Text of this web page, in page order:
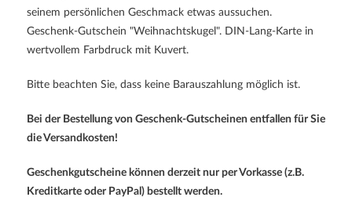
seinem persönlichen Geschmack etwas aussuchen.
Geschenk-Gutschein "Weihnachtskugel". DIN-Lang-Karte in
wertvollem Farbdruck mit Kuvert.
Bitte beachten Sie, dass keine Barauszahlung möglich ist.
Bei der Bestellung von Geschenk-Gutscheinen entfallen für Sie
die Versandkosten!
Geschenkgutscheine können derzeit nur per Vorkasse (z.B.
Kreditkarte oder PayPal) bestellt werden.